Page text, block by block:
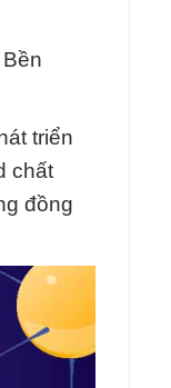
triển
chất
đồng